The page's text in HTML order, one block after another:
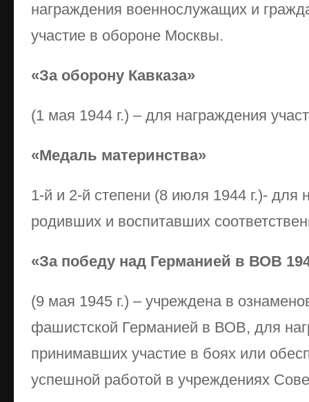
награждения военнослужащих и
участие в обороне Москвы.
«За оборону Кавказа»
(1 мая 1944 г.) – для награждения
«Медаль материнства»
1-й и 2-й степени (8 июля 1944 г.)- для
родивших и воспитавших
«За победу над Германией в ВОВ
(9 мая 1945 г.) – учреждена в
фашистской Германией в ВОВ, для
принимавших участие в боях или
успешной работой в учреждениях